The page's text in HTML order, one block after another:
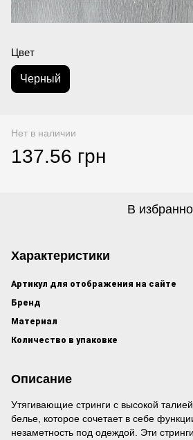
Цвет
Черный
Нет в наличии
137.56 грн
В
Характеристики
Артикул для отображения на сайте
Бренд
Материал
Количество в упаковке
Описание
Утягивающие стринги с высокой
белье, которое сочетает в себе
незаметность под одеждой. Эти